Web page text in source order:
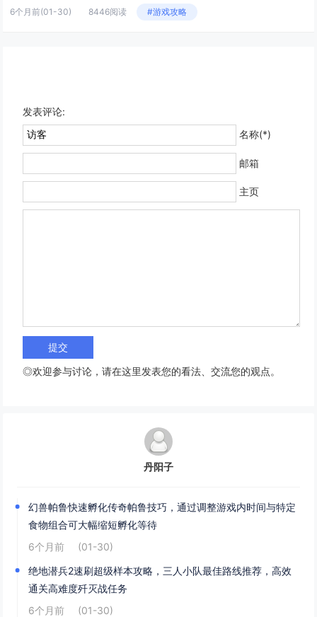
6个月前(01-30) 8446阅读 #游戏攻略
发表评论:
名称(*)
邮箱
主页
◎欢迎参与讨论，请在这里发表您的看法、交流您的观点。
丹阳子
幻兽帕鲁快速孵化传奇帕鲁技巧，通过调整游戏内时间与特定
食物组合可大幅缩短孵化等待
6个月前
(01-30)
绝地潜兵2速刷超级样本攻略，三人小队最佳路线推荐，高效
通关高难度歼灭战任务
6个月前
(01-30)